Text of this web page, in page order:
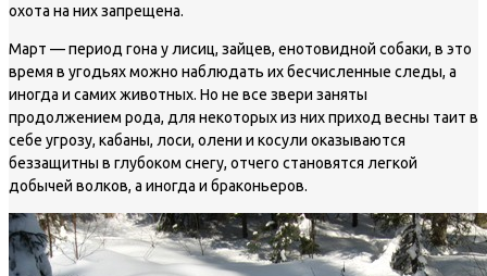
охота на них запрещена.
Март — период гона у лисиц, зайцев, енотовидной собаки, в это
время в угодьях можно наблюдать их бесчисленные следы, а
иногда и самих животных. Но не все звери заняты
продолжением рода, для некоторых из них приход весны таит в
себе угрозу, кабаны, лоси, олени и косули оказываются
беззащитны в глубоком снегу, отчего становятся легкой
добычей волков, а иногда и браконьеров.